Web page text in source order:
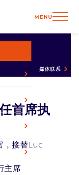
MENU
媒体联系
首席执
，接替Luc
主席